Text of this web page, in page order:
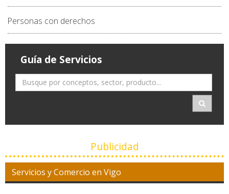
Personas con derechos
Guía de Servicios
Publicidad
Servicios y Comercio en Vigo